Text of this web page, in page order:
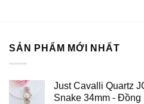
SẢN PHẨM MỚI NHẤT
Just Cavalli Quartz
Snake 34mm -